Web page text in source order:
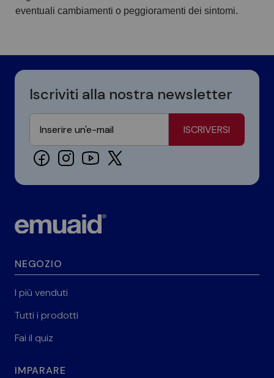
eventuali cambiamenti o peggioramenti dei sintomi.
Iscriviti alla nostra newsletter
ISCRIVERSI
NEGOZIO
I più venduti
Tutti i prodotti
Fai il quiz
IMPARARE